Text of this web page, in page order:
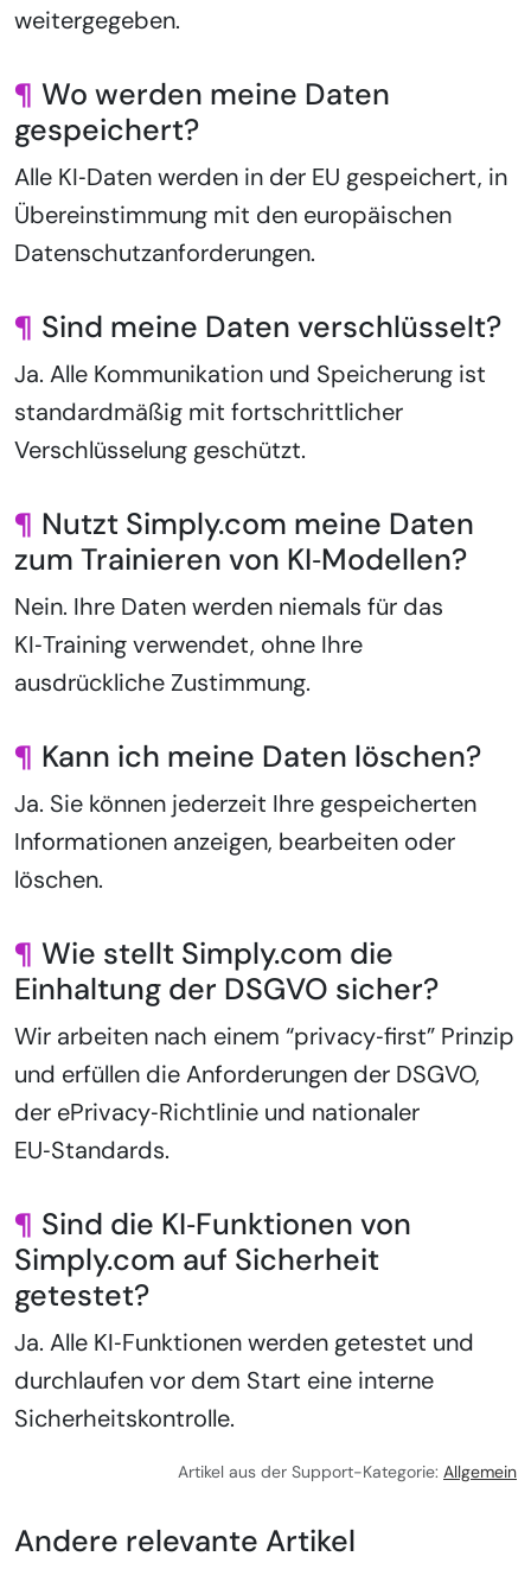
weitergegeben.
¶ Wo werden meine Daten
gespeichert?
Alle KI‑Daten werden in der EU gespeichert, in
Übereinstimmung mit den europäischen
Datenschutzanforderungen.
¶ Sind meine Daten verschlüsselt?
Ja. Alle Kommunikation und Speicherung ist
standardmäßig mit fortschrittlicher
Verschlüsselung geschützt.
¶ Nutzt Simply.com meine Daten
zum Trainieren von KI‑Modellen?
Nein. Ihre Daten werden niemals für das
KI‑Training verwendet, ohne Ihre
ausdrückliche Zustimmung.
¶ Kann ich meine Daten löschen?
Ja. Sie können jederzeit Ihre gespeicherten
Informationen anzeigen, bearbeiten oder
löschen.
¶ Wie stellt Simply.com die
Einhaltung der DSGVO sicher?
Wir arbeiten nach einem “privacy‑first” Prinzip
und erfüllen die Anforderungen der DSGVO,
der ePrivacy‑Richtlinie und nationaler
EU‑Standards.
¶ Sind die KI‑Funktionen von
Simply.com auf Sicherheit
getestet?
Ja. Alle KI‑Funktionen werden getestet und
durchlaufen vor dem Start eine interne
Sicherheitskontrolle.
Artikel aus der Support-Kategorie: Allgemein
Andere relevante Artikel